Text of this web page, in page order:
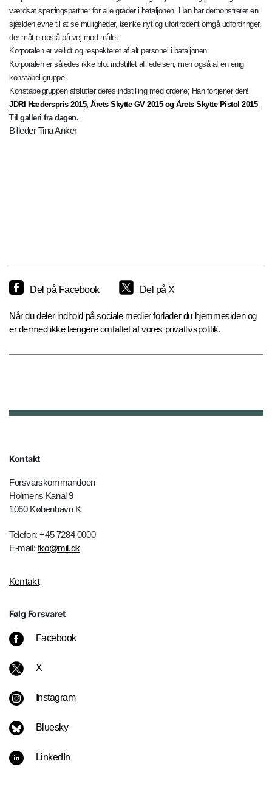
værdsat sparringspartner for alle grader i bataljonen. Han har demonstreret en
sjælden evne til at se muligheder, tænke nyt og ufortrødent omgå udfordringer,
der måtte opstå på vej mod målet.
Korporalen er vellidt og respekteret af alt personel i bataljonen.
Korporalen er således ikke blot indstillet af ledelsen, men også af en enig
konstabel-gruppe.
Konstabelgruppen afslutter deres indstilling med ordene; Han fortjener den!
JDRI Hæderspris 2015, Årets Skytte GV 2015 og Årets Skytte Pistol 2015
Til galleri fra dagen.
Billeder Tina Anker
Del på Facebook Del på X
Når du deler indhold på sociale medier forlader du hjemmesiden og
er dermed ikke længere omfattet af vores privatlivspolitik.
Kontakt
Forsvarskommandoen
Holmens Kanal 9
1060 København K
Telefon: +45 7284 0000
E-mail: fko@mil.dk
Kontakt
Følg Forsvaret
Facebook
X
Instagram
Bluesky
LinkedIn